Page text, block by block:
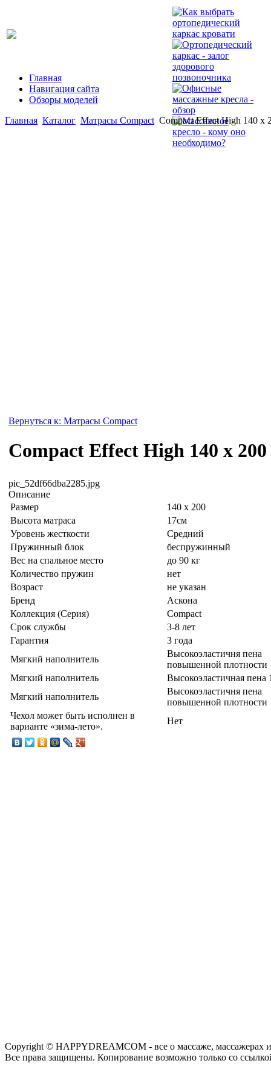
Главная
Навигация сайта
Обзоры моделей
Главная Каталог Матрасы Compact Compact Effect High 140 x
Вернуться к: Матрасы Compact
Compact Effect High 140 x 200
pic_52df66dba2285.jpg
Описание
Размер
140 x 200
Высота матраса
17см
Уровень жесткости
Средний
Пружинный блок
беспружинный
Вес на спальное место
до 90 кг
Количество пружин
нет
Возраст
не указан
Бренд
Аскона
Коллекция (Серия)
Compact
Срок службы
3-8 лет
Гарантия
3 года
Мягкий наполнитель
Высокоэластичня пена
повышенной плотности
Мягкий наполнитель
Высокоэластичная пена
Мягкий наполнитель
Высокоэластичня пена
повышенной плотности
Чехол может быть исполнен в
варианте «зима-лето».
Нет
Copyright © HAPPYDREAMCOM - все о массаже, массажерах и
Все права защищены. Копирование возможно только со